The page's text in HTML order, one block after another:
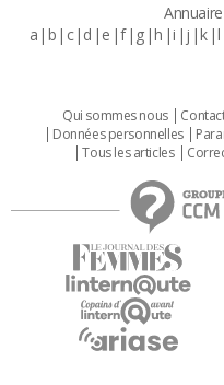
a b c d e f g h i j k l
Qui sommes nous
Données personnelles
Tous les articles